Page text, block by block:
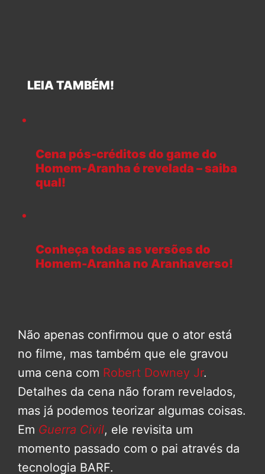
LEIA TAMBÉM!
Cena pós-créditos do game do
Homem-Aranha é revelada – saiba
qual!
Conheça todas as versões do
Homem-Aranha no Aranhaverso!
Não apenas confirmou que o ator está
no filme, mas também que ele gravou
uma cena com Robert Downey Jr.
Detalhes da cena não foram revelados,
mas já podemos teorizar algumas coisas.
Em Guerra Civil, ele revisita um
momento passado com o pai através da
tecnologia BARF.